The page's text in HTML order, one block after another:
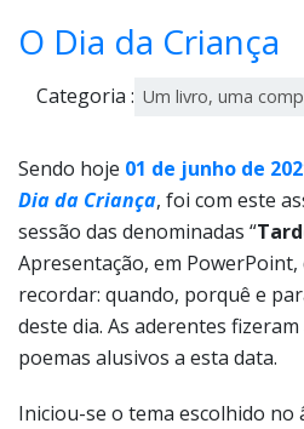
O Dia da Criança
Categoria : Um livro, uma
Sendo hoje 01 de junho de
Dia da Criança, foi com este
sessão das denominadas “
Apresentação, em
recordar: quando, porquê e
deste dia. As aderentes
poemas alusivos a esta data.
Iniciou-se o tema escolhido